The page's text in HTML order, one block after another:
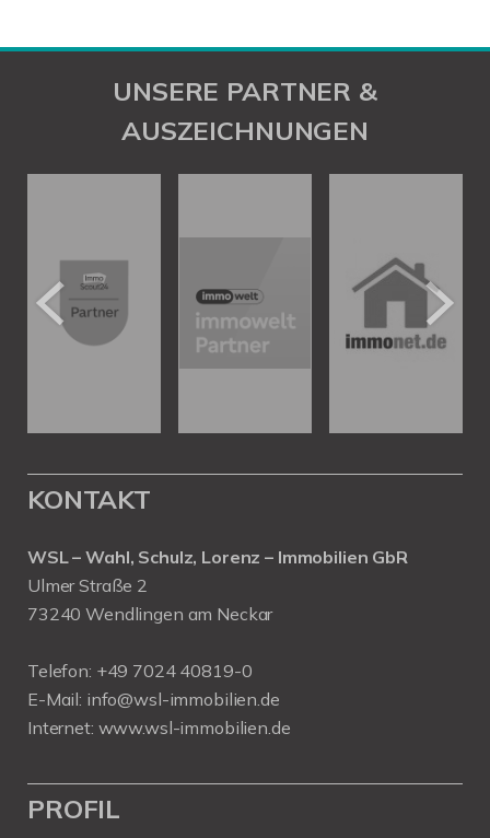
UNSERE PARTNER &
AUSZEICHNUNGEN
KONTAKT
WSL – Wahl, Schulz, Lorenz – Immobilien GbR
Ulmer Straße 2
73240 Wendlingen am Neckar
Telefon: +49 7024 40819-0
E-Mail: info@wsl-immobilien.de
Internet: www.wsl-immobilien.de
PROFIL